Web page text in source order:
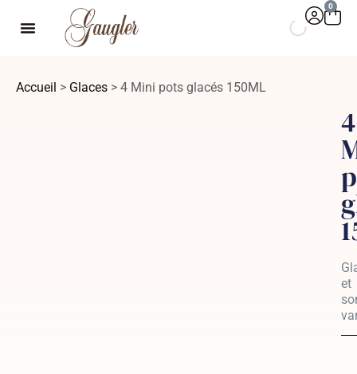
0
Accueil > Glaces > 4 Mini pots glacés 150ML
4
et